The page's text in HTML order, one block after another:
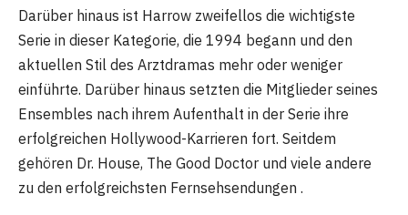
Darüber hinaus ist Harrow zweifellos die wichtigste
Serie in dieser Kategorie, die 1994 begann und den
aktuellen Stil des Arztdramas mehr oder weniger
einführte. Darüber hinaus setzten die Mitglieder seines
Ensembles nach ihrem Aufenthalt in der Serie ihre
erfolgreichen Hollywood-Karrieren fort. Seitdem
gehören Dr. House, The Good Doctor und viele andere
zu den erfolgreichsten Fernsehsendungen .